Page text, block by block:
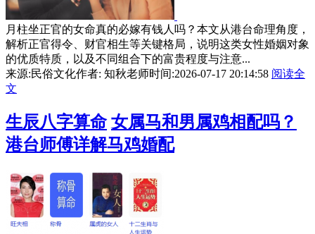
月柱坐正官的女命真的必嫁有钱人吗？本文从港台命理角度，
解析正官得令、财官相生等关键格局，说明这类女性婚姻对象
的优质特质，以及不同组合下的富贵程度与注意...
来源:民俗文化作者: 知秋老师时间:2026-07-17 20:14:58 阅读全
文
生辰八字算命 女属马和男属鸡相配吗？
港台师傅详解马鸡婚配